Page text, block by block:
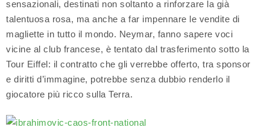
sensazionali, destinati non soltanto a rinforzare la già
talentuosa rosa, ma anche a far impennare le vendite di
magliette in tutto il mondo. Neymar, fanno sapere voci
vicine al club francese, è tentato dal trasferimento sotto la
Tour Eiffel: il contratto che gli verrebbe offerto, tra sponsor
e diritti d’immagine, potrebbe senza dubbio renderlo il
giocatore più ricco sulla Terra.